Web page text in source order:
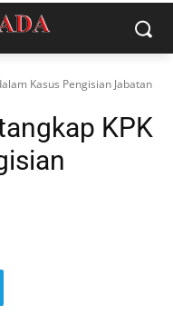
Kasus Pengisian Jabatan
KPK